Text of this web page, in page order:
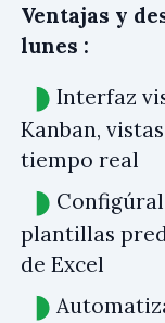
Ventajas y
lunes :
Interfaz
Kanban,
tiempo real
plantillas
de Excel